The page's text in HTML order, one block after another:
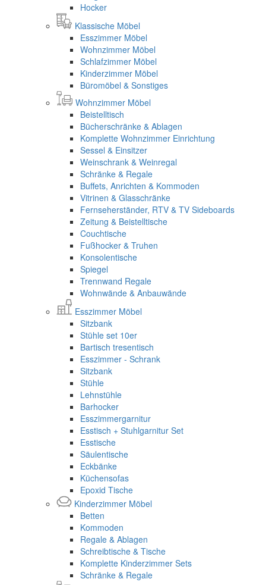
Hocker
Klassische Möbel
Esszimmer Möbel
Wohnzimmer Möbel
Schlafzimmer Möbel
Kinderzimmer Möbel
Büromöbel & Sonstiges
Wohnzimmer Möbel
Beistelltisch
Bücherschränke & Ablagen
Komplette Wohnzimmer Einrichtung
Sessel & Einsitzer
Weinschrank & Weinregal
Schränke & Regale
Buffets, Anrichten & Kommoden
Vitrinen & Glasschränke
Fernseherständer, RTV & TV Sideboards
Zeitung & Beistelltische
Couchtische
Fußhocker & Truhen
Konsolentische
Spiegel
Trennwand Regale
Wohnwände & Anbauwände
Esszimmer Möbel
Sitzbank
Stühle set 10er
Bartisch tresentisch
Esszimmer - Schrank
Sitzbank
Stühle
Lehnstühle
Barhocker
Esszimmergarnitur
Esstisch + Stuhlgarnitur Set
Esstische
Säulentische
Eckbänke
Küchensofas
Epoxid Tische
Kinderzimmer Möbel
Betten
Kommoden
Regale & Ablagen
Schreibtische & Tische
Komplette Kinderzimmer Sets
Schränke & Regale